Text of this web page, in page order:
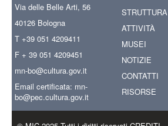
Via delle Belle Arti, 56
40126 Bologna
T +39 051 4209411
F + 39 051 4209451
mn-bo@cultura.gov.it
Email certificata: mn-
bo@pec.cultura.gov.it
STRUTTURA
ATTIVITÀ
MUSEI
NOTIZIE
CONTATTI
RISORSE